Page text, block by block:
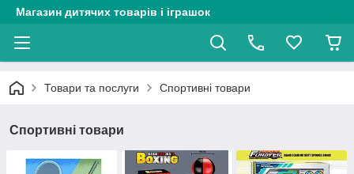
Магазин дитячих товарів і іграшок
Товари та послуги Спортивні товари
Спортивні товари